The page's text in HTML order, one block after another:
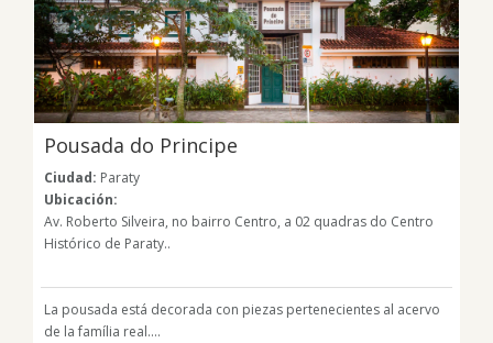
Pousada do Principe
Ciudad: Paraty
Ubicación:
Av. Roberto Silveira, no bairro Centro, a 02 quadras do Centro
Histórico de Paraty..
La pousada está decorada con piezas pertenecientes al acervo
de la família real....